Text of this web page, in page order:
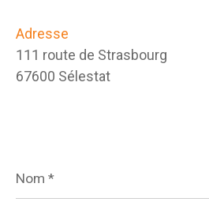
Adresse
111 route de Strasbourg
67600 Sélestat
*